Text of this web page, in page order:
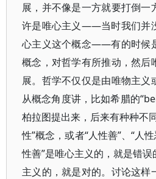
展，并不像是一方就要打倒一
许是唯心主义——当时我们并
心主义这个概念——有的时候
概念，对哲学有所推动，然后
展。哲学不仅仅是由唯物主义
从概念角度讲，比如希腊的
柏拉图提出来，后来有种种不
性”概念，或者“人性善”、“人
性善”是唯心主义的，就是错误
主义的，就是对的。讨论这样